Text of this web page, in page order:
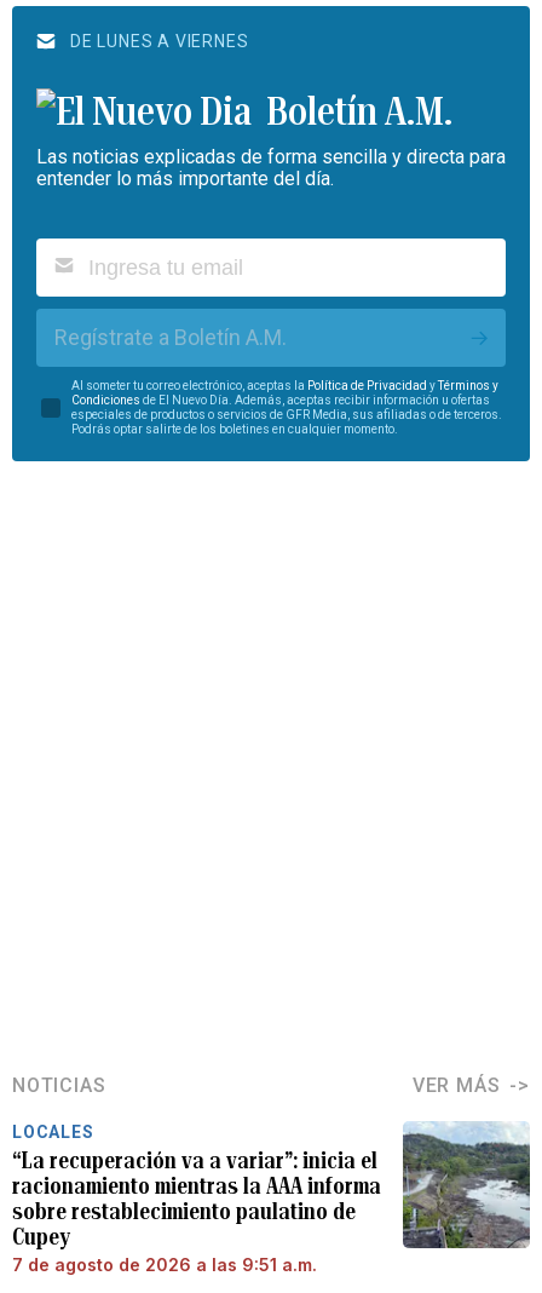
DE LUNES A VIERNES
Boletín A.M.
Las noticias explicadas de forma sencilla y directa para
entender lo más importante del día.
Regístrate a Boletín A.M.
Al someter tu correo electrónico, aceptas la Política de Privacidad y
Términos y
Condiciones de El Nuevo Día. Además, aceptas recibir información u ofertas
especiales de productos o servicios de GFR Media, sus afiliadas o de terceros.
Podrás optar salirte de los boletines en cualquier momento.
NOTICIAS VER MÁS
LOCALES
“La recuperación va a variar”: inicia el
racionamiento mientras la AAA informa
sobre restablecimiento paulatino de
Cupey
7 de agosto de 2026 a las 9:51 a.m.